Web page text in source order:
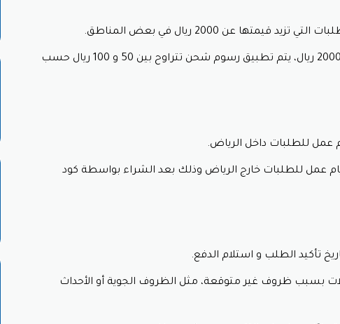
من مواد عالية الجودة تضمن المتانة وطول العمر.
تناسب جميع الميزانيات مع كود خصم مخازن الاثاث.
وتركيب مجانية في بعض المناطق.
عروضًا وتخفيضات بشكل دوري على مختلف المنتجات مع كود خصم
حدد المبلغ الذي ترغب في إنفاقه على الأثاث وتمتع بالخصم مع قسيمة
مساحة الغرفة بدقة قبل شراء أي قطعة أثاث.
عن 2000 ريال في بعض المناطق.
بالنسبة للطلبات التي تقل قيمتها عن 2000 ريال، يتم تطبيق رسوم شحن تتراوح بين 50 و 100 ريال حسب
عملية التوصيل من 5 إلى 10 أيام عمل للطلبات خارج الرياض وذلك بعد الشراء بواسطة كود
تأكيد الطلب و استلام الدفع.
بسبب ظروف غير متوقعة، مثل الظروف الجوية أو الأحداث